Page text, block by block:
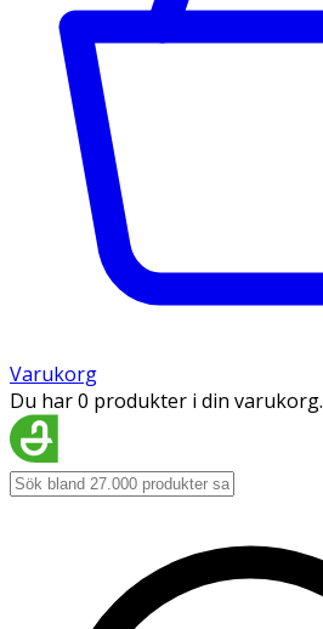
Varukorg
Du har 0 produkter i din varukorg.